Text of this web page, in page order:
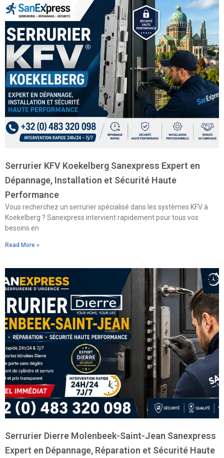
Serrurier KFV Koekelberg Sanexpress Expert en
Dépannage, Installation et Sécurité Haute
Performance
Vous recherchez un serrurier spécialisé dans les systèmes KFV à
Koekelberg ? Sanexpress intervient rapidement pour tous vos
besoins en
Read More »
Serrurier Dierre Molenbeek-Saint-Jean Sanexpress
Expert en Dépannage, Réparation et Sécurité Haute